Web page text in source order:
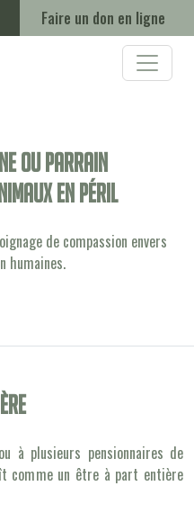
Faire un don en ligne
ou parrain
en péril
de compassion envers
humaines.
à plusieurs pensionnaires de
comme un être à part entière